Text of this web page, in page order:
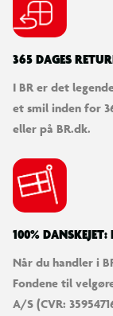
365 DAGES
I BR er det
et smil inden for
eller på BR.dk.
100%
Når du handler i
Fondene til
A/S (CVR: